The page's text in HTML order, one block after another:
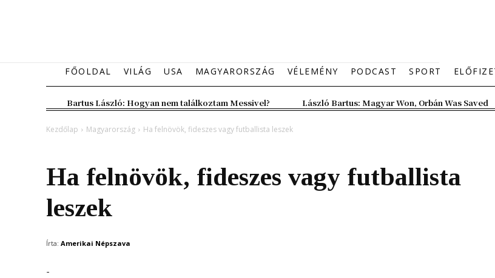
FŐOLDAL VILÁG USA MAGYARORSZÁG VÉLEMÉNY PODCAST SPORT
Bartus László: Hogyan nem találkoztam Messivel? László Bartus: Magyar Won, Orbán Was Saved
Kezdőlap Magyarország Ha felnövök, fideszes vagy futballista leszek
Ha felnövök, fideszes vagy futballista
leszek
Írta: Amerikai Népszava
-